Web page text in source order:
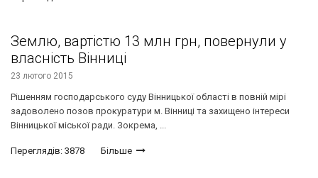
Землю, вартістю 13 млн грн, повернули у
власність Вінниці
23 лютого 2015
Рішенням господарського суду Вінницької області в повній мірі
задоволено позов прокуратури м. Вінниці та захищено інтереси
Вінницької міської ради. Зокрема, ...
Переглядів: 3878 Більше